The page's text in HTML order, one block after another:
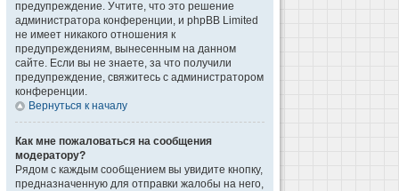
предупреждение. Учтите, что это решение
администратора конференции, и phpBB Limited
не имеет никакого отношения к
предупреждениям, вынесенным на данном
сайте. Если вы не знаете, за что получили
предупреждение, свяжитесь с администратором
конференции.
Вернуться к началу
Как мне пожаловаться на сообщения
модератору?
Рядом с каждым сообщением вы увидите кнопку,
предназначенную для отправки жалобы на него,